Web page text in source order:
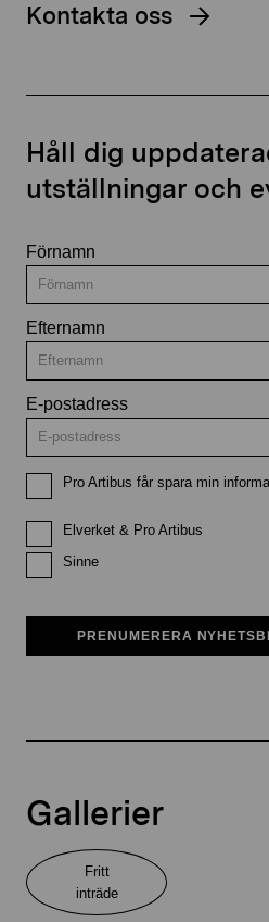
Kontakta oss
Håll dig
utställningar och
Förnamn
Efternamn
E-postadress
Pro Artibus får spara min
Elverket & Pro Artibus
Sinne
PRENUMERERA
Gallerier
Fritt
inträde